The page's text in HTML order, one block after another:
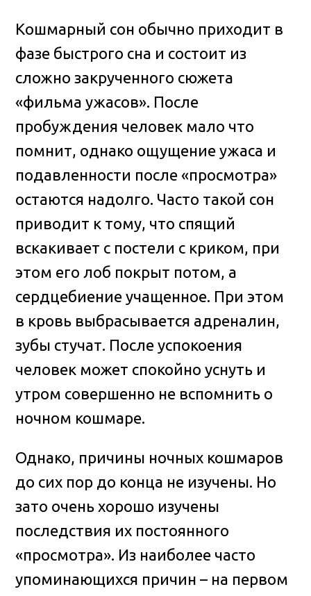
Кошмарный сон обычно приходит в
фазе быстрого сна и состоит из
сложно закрученного сюжета
«фильма ужасов». После
пробуждения человек мало что
помнит, однако ощущение ужаса и
подавленности после «просмотра»
остаются надолго. Часто такой сон
приводит к тому, что спящий
вскакивает с постели с криком, при
этом его лоб покрыт потом, а
сердцебиение учащенное. При этом
в кровь выбрасывается адреналин,
зубы стучат. После успокоения
человек может спокойно уснуть и
утром совершенно не вспомнить о
ночном кошмаре.
Однако, причины ночных кошмаров
до сих пор до конца не изучены. Но
зато очень хорошо изучены
последствия их постоянного
«просмотра». Из наиболее часто
упоминающихся причин – на первом